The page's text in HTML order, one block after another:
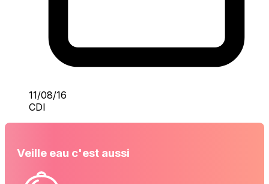
11/08/16
CDI
Veille eau c'est aussi